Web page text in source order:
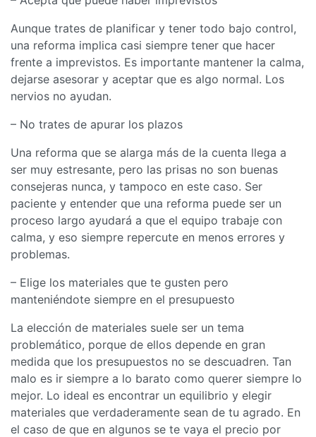
Aunque trates de planificar y tener todo bajo control,
una reforma implica casi siempre tener que hacer
frente a imprevistos. Es importante mantener la calma,
dejarse asesorar y aceptar que es algo normal. Los
nervios no ayudan.
– No trates de apurar los plazos
Una reforma que se alarga más de la cuenta llega a
ser muy estresante, pero las prisas no son buenas
consejeras nunca, y tampoco en este caso. Ser
paciente y entender que una reforma puede ser un
proceso largo ayudará a que el equipo trabaje con
calma, y eso siempre repercute en menos errores y
problemas.
– Elige los materiales que te gusten pero
manteniéndote siempre en el presupuesto
La elección de materiales suele ser un tema
problemático, porque de ellos depende en gran
medida que los presupuestos no se descuadren. Tan
malo es ir siempre a lo barato como querer siempre lo
mejor. Lo ideal es encontrar un equilibrio y elegir
materiales que verdaderamente sean de tu agrado. En
el caso de que en algunos se te vaya el precio por